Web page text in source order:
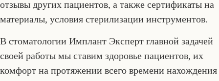
отзывы других пациентов, а также сертификаты на
материалы, условия стерилизации инструментов.
В стоматологии Имплант Эксперт главной задачей
своей работы мы ставим здоровье пациентов, их
комфорт на протяжении всего времени нахождения